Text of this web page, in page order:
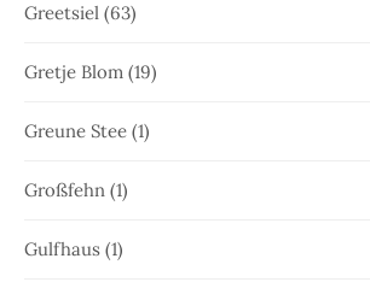
Greetsiel (63)
Gretje Blom (19)
Greune Stee (1)
Großfehn (1)
Gulfhaus (1)